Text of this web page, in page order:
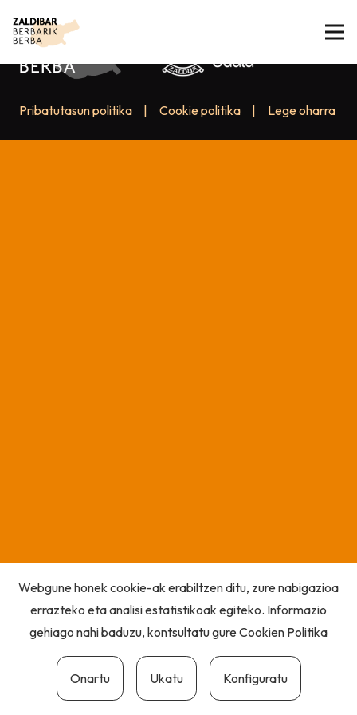
Pribatutasun politika Cookie politika Lege oharra
Webgune honek cookie-ak erabiltzen ditu, zure nabigazioa
errazteko eta analisi estatistikoak egiteko. Informazio
gehiago nahi baduzu, kontsultatu gureCookien Politika
Onartu Ukatu Konfiguratu